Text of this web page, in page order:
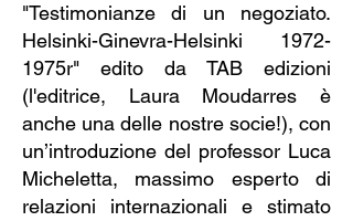
"Testimonianze di un negoziato.
Helsinki-Ginevra-Helsinki 1972-
1975r" edito da TAB edizioni
(l'editrice, Laura Moudarres è
anche una delle nostre socie!), con
un’introduzione del professor Luca
Micheletta, massimo esperto di
relazioni internazionali e stimato